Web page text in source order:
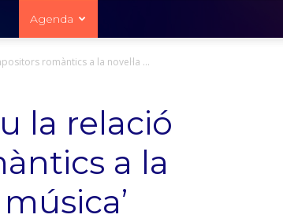
Agenda
romàntics a la novel·la ...
la relació
a la